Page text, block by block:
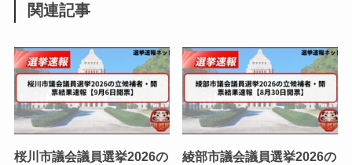
関連記事
桜川市議会議員選挙2026の
綾部市議会議員選挙2026の